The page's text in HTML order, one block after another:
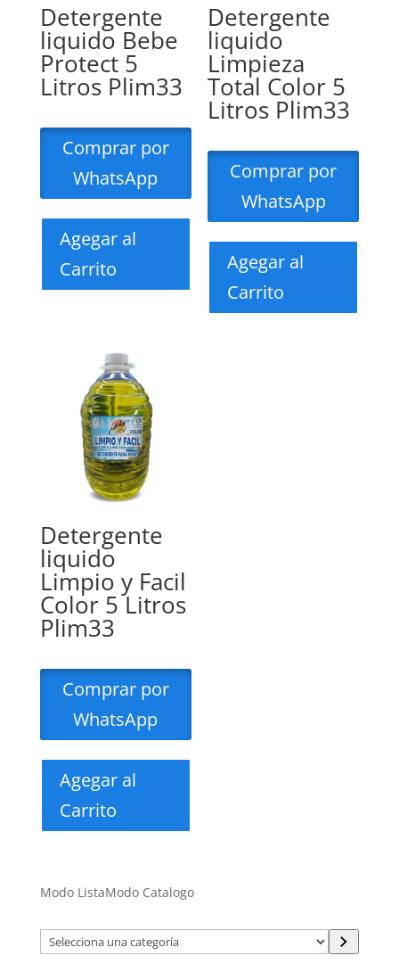
Detergente
liquido Bebe
Protect 5
Litros Plim33
Comprar por
WhatsApp
Agegar al
Carrito
Detergente
liquido
Limpieza
Total Color 5
Litros Plim33
Comprar por
WhatsApp
Agegar al
Carrito
Detergente
liquido
Limpio y Facil
Color 5 Litros
Plim33
Comprar por
WhatsApp
Agegar al
Carrito
Modo ListaModo Catalogo
Selecciona
una